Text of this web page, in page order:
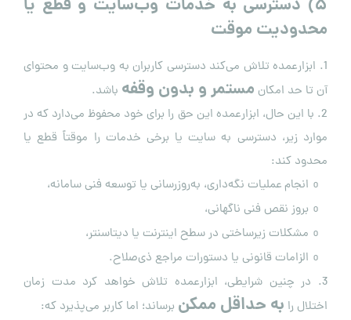
۵) دسترسی به خدمات وب‌سایت و قطع یا
محدودیت موقت
1. ابزارعمده تلاش می‌کند دسترسی کاربران به وب‌سایت و محتوای
آن تا حد امکان مستمر و بدون وقفه باشد.
2. با این حال، ابزارعمده این حق را برای خود محفوظ می‌دارد که در
موارد زیر، دسترسی به سایت یا برخی خدمات را موقتاً قطع یا
محدود کند:
انجام عملیات نگه‌داری، به‌روزرسانی یا توسعه فنی سامانه،
بروز نقص فنی ناگهانی،
مشکلات زیرساختی در سطح اینترنت یا دیتاسنتر،
الزامات قانونی یا دستورات مراجع ذی‌صلاح.
3. در چنین شرایطی، ابزارعمده تلاش خواهد کرد مدت زمان
اختلال را به حداقل ممکن برساند؛ اما کاربر می‌پذیرد که: